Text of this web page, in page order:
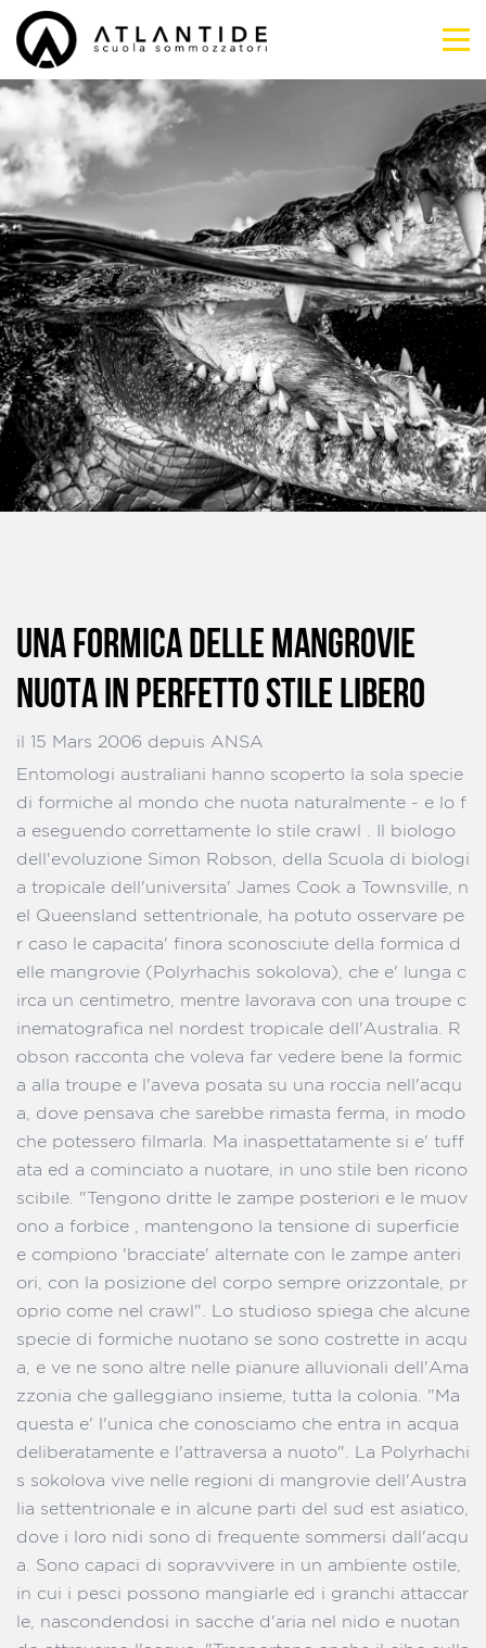
UNA FORMICA DELLE MANGROVIE
NUOTA IN PERFETTO STILE LIBERO
il 15 Mars 2006 depuis ANSA
Entomologi australiani hanno scoperto la sola specie
di formiche al mondo che nuota naturalmente - e lo f
a eseguendo correttamente lo stile crawl . Il biologo
dell'evoluzione Simon Robson, della Scuola di biologi
a tropicale dell'universita' James Cook a Townsville, n
el Queensland settentrionale, ha potuto osservare pe
r caso le capacita' finora sconosciute della formica d
elle mangrovie (Polyrhachis sokolova), che e' lunga c
irca un centimetro, mentre lavorava con una troupe c
inematografica nel nordest tropicale dell'Australia. R
obson racconta che voleva far vedere bene la formic
a alla troupe e l'aveva posata su una roccia nell'acqu
a, dove pensava che sarebbe rimasta ferma, in modo
che potessero filmarla. Ma inaspettatamente si e' tuff
ata ed a cominciato a nuotare, in uno stile ben ricono
scibile. "Tengono dritte le zampe posteriori e le muov
ono a forbice , mantengono la tensione di superficie
e compiono 'bracciate' alternate con le zampe anteri
ori, con la posizione del corpo sempre orizzontale, pr
oprio come nel crawl". Lo studioso spiega che alcune
specie di formiche nuotano se sono costrette in acqu
a, e ve ne sono altre nelle pianure alluvionali dell'Ama
zzonia che galleggiano insieme, tutta la colonia. "Ma
questa e' l'unica che conosciamo che entra in acqua
deliberatamente e l'attraversa a nuoto". La Polyrhachi
s sokolova vive nelle regioni di mangrovie dell'Austra
lia settentrionale e in alcune parti del sud est asiatico,
dove i loro nidi sono di frequente sommersi dall'acqu
a. Sono capaci di sopravvivere in un ambiente ostile,
in cui i pesci possono mangiarle ed i granchi attaccar
le, nascondendosi in sacche d'aria nel nido e nuotan